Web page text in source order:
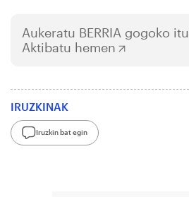
Aukeratu BERRIA gogoko
Aktibatu hemen
IRUZKINAK
Iruzkin bat egin